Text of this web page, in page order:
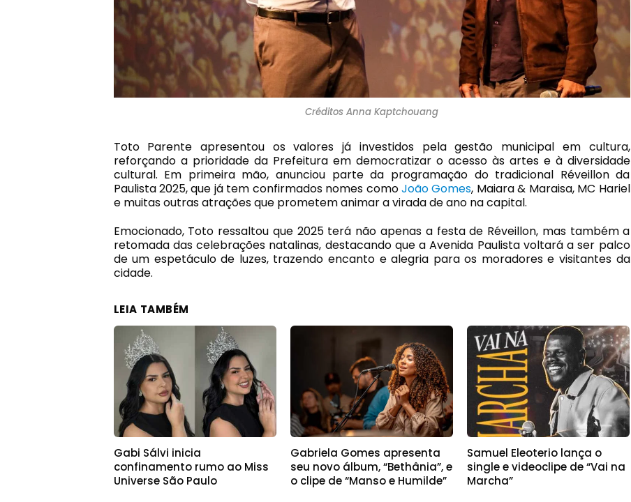
Créditos Anna Kaptchouang
Toto Parente apresentou os valores já investidos pela gestão municipal em cultura,
reforçando a prioridade da Prefeitura em democratizar o acesso às artes e à diversidade
cultural. Em primeira mão, anunciou parte da programação do tradicional Réveillon da
Paulista 2025, que já tem confirmados nomes comoJoão Gomes, Maiara & Maraisa, MC Hariel
e muitas outras atrações que prometem animar a virada de ano na capital.
Emocionado, Toto ressaltou que 2025 terá não apenas a festa de Réveillon, mas também a
retomada das celebrações natalinas, destacando que a Avenida Paulista voltará a ser palco
de um espetáculo de luzes, trazendo encanto e alegria para os moradores e visitantes da
cidade.
LEIA TAMBÉM
Gabi Sálvi inicia
confinamento rumo ao Miss
Universe São Paulo
Gabriela Gomes apresenta
seu novo álbum, “Bethânia”, e
o clipe de “Manso e Humilde”
Samuel Eleoterio lança o
single e videoclipe de “Vai na
Marcha”